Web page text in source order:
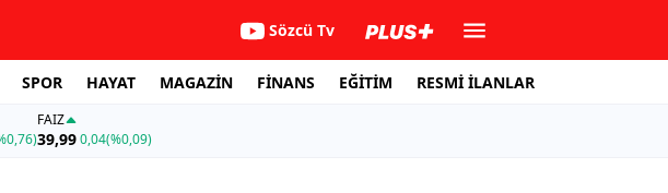
Sözcü Tv
SPOR HAYAT MAGAZİN FİNANS EĞİTİM RESMİ İLANLAR
FAİZ
39,990,04(%0,09)